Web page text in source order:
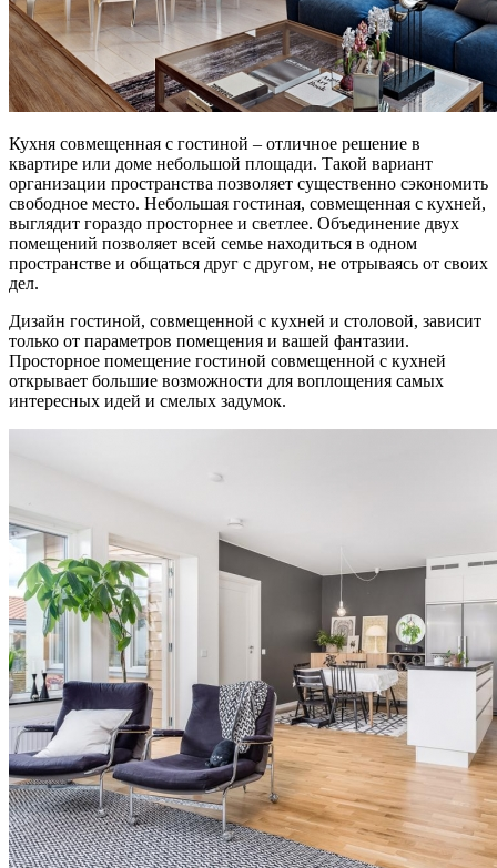
Кухня совмещенная с гостиной – отличное решение в
квартире или доме небольшой площади. Такой вариант
организации пространства позволяет существенно сэкономить
свободное место. Небольшая гостиная, совмещенная с кухней,
выглядит гораздо просторнее и светлее. Объединение двух
помещений позволяет всей семье находиться в одном
пространстве и общаться друг с другом, не отрываясь от своих
дел.
Дизайн гостиной, совмещенной с кухней и столовой, зависит
только от параметров помещения и вашей фантазии.
Просторное помещение гостиной совмещенной с кухней
открывает большие возможности для воплощения самых
интересных идей и смелых задумок.